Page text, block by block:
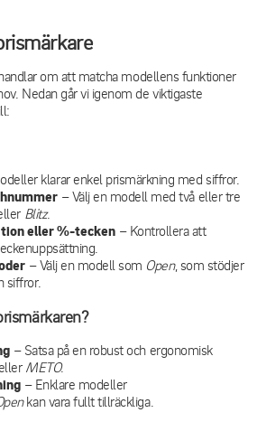
om att matcha modellens funktioner
Nedan går vi igenom de viktigaste
klarar enkel prismärkning med siffror.
– Välj en modell med två eller tre
Blitz.
eller %-tecken – Kontrollera att
– Välj en modell som Open, som stödjer
siffror.
– Satsa på en robust och ergonomisk
METO.
– Enklare modeller
kan vara fullt tillräckliga.